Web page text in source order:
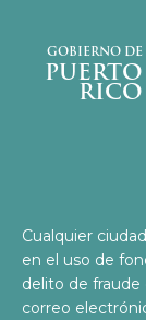
GOBIERNO DE
PUERTO
RICO
Cualquier
en el uso de
delito de
correo